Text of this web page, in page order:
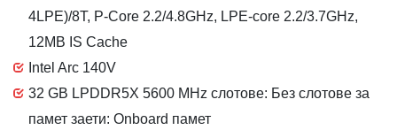
4LPE)/8T, P-Core 2.2/4.8GHz, LPE-core 2.2/3.7GHz,
12MB IS Cache
Intel Arc 140V
32 GB LPDDR5X 5600 MHz слотове: Без слотове за
памет заети: Onboard памет